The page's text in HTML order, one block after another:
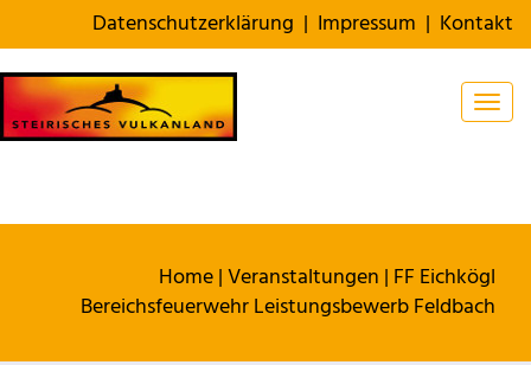
Datenschutzerklärung | Impressum | Kontakt
Home|Veranstaltungen | FF Eichkögl
Bereichsfeuerwehr Leistungsbewerb Feldbach